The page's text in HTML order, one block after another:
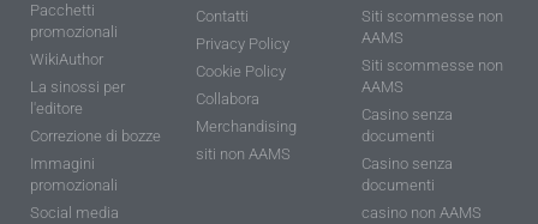
Pacchetti
promozionali
WikiAuthor
La sinossi per
l'editore
Correzione di bozze
Immagini
promozionali
Social media
Contatti
Privacy Policy
Cookie Policy
Collabora
Merchandising
siti non AAMS
Siti scommesse non
AAMS
Siti scommesse non
AAMS
Casino senza
documenti
Casino senza
documenti
casino non AAMS